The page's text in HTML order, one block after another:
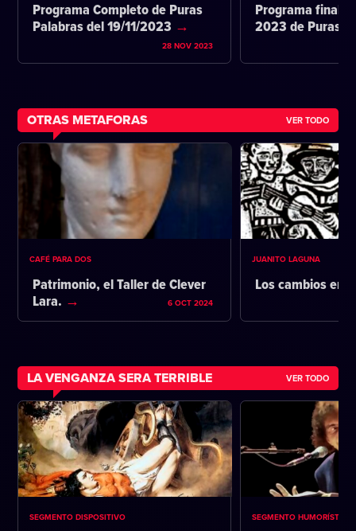
Programa Completo de Puras
Palabras del 19/11/2023
28 NOV 2023
Programa final
2023 de Puras
OTRAS METAFORAS VER TODO
CAFÉ PARA DOS
Patrimonio, el Taller de Clever
Lara.
6 OCT 2024
JUANITO LAGUNA
Los cambios en
LA VENGANZA SERA TERRIBLE VER TODO
SEGMENTO DISPOSITIVO SEGMENTO HUMORÍSTICO